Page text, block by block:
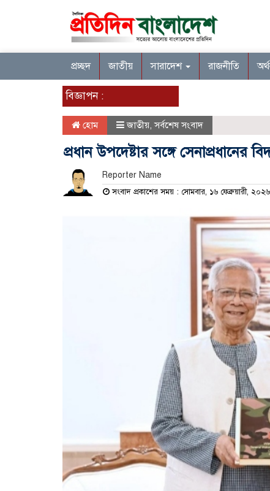
প্রচ্ছদ জাতীয় সারাদেশ রাজনীতি
বিজ্ঞাপন :
হোম জাতীয়,সর্বশেষ সংবাদ
প্রধান উপদেষ্টার সঙ্গে সেনাপ্রধানের
Reporter Name
সংবাদ প্রকাশের সময় : সোমবার, ১৬ ফেব্রুয়ারী, ২০২৬